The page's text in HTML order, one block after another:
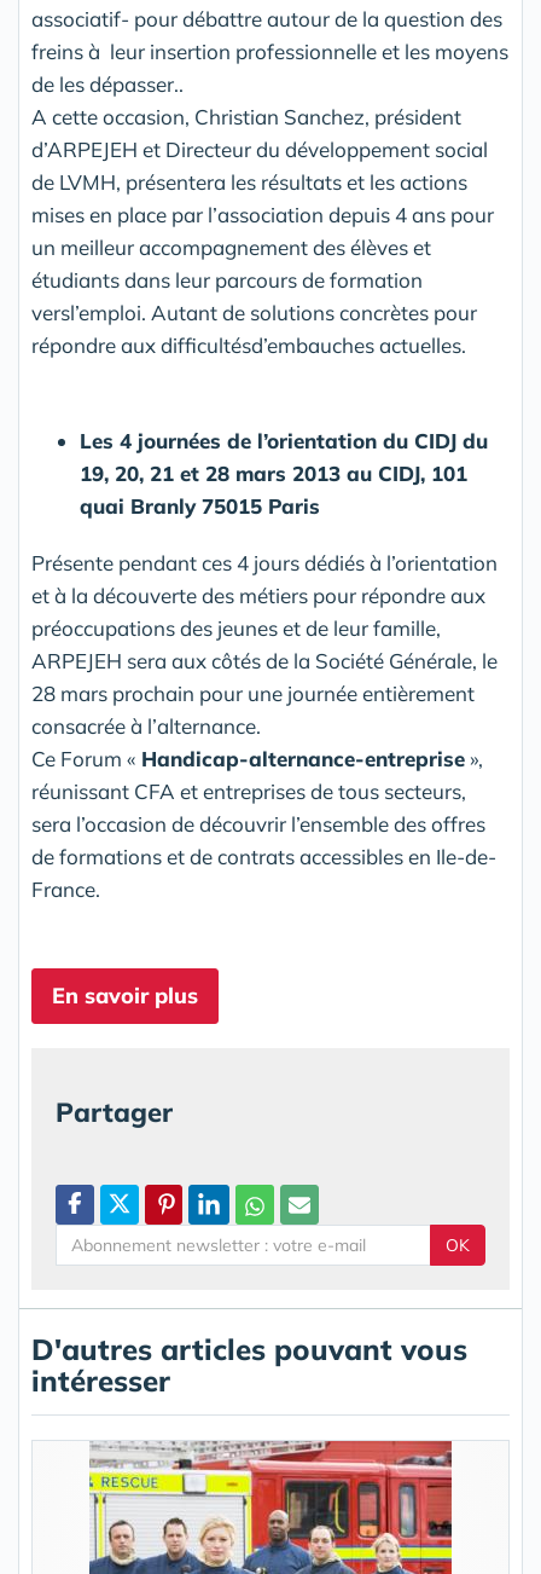
associatif- pour débattre autour de la question des
freins à leur insertion professionnelle et les moyens
de les dépasser..
A cette occasion, Christian Sanchez, président
d’ARPEJEH et Directeur du développement social
de LVMH, présentera les résultats et les actions
mises en place par l’association depuis 4 ans pour
un meilleur accompagnement des élèves et
étudiants dans leur parcours de formation
versl’emploi. Autant de solutions concrètes pour
répondre aux difficultésd’embauches actuelles.
Les 4 journées de l’orientation du CIDJ du
19, 20, 21 et 28 mars 2013 au CIDJ, 101
quai Branly 75015 Paris
Présente pendant ces 4 jours dédiés à l’orientation
et à la découverte des métiers pour répondre aux
préoccupations des jeunes et de leur famille,
ARPEJEH sera aux côtés de la Société Générale, le
28 mars prochain pour une journée entièrement
consacrée à l’alternance.
Ce Forum « Handicap-alternance-entreprise»,
réunissant CFA et entreprises de tous secteurs,
sera l’occasion de découvrir l’ensemble des offres
de formations et de contrats accessibles en Ile-de-
France.
En savoir plus
Partager
OK
D'autres articles pouvant vous
intéresser